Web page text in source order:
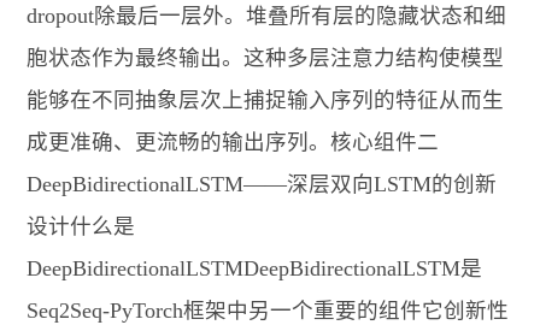
dropout除最后一层外。堆叠所有层的隐藏状态和细
胞状态作为最终输出。这种多层注意力结构使模型
能够在不同抽象层次上捕捉输入序列的特征从而生
成更准确、更流畅的输出序列。核心组件二
DeepBidirectionalLSTM——深层双向LSTM的创新
设计什么是
DeepBidirectionalLSTMDeepBidirectionalLSTM是
Seq2Seq-PyTorch框架中另一个重要的组件它创新性